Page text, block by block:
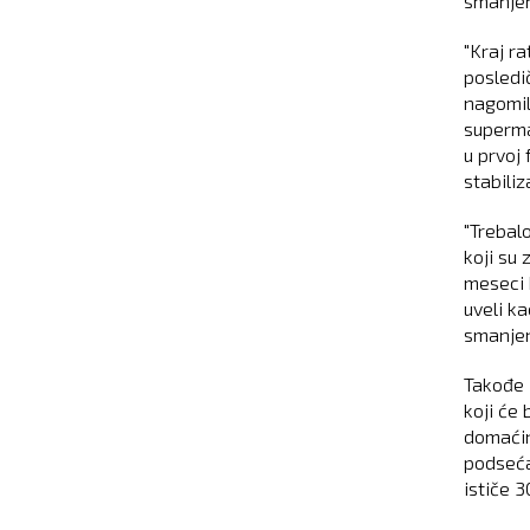
"Kraj
u prvoj
koji su
meseci
uveli
koji će
ističe